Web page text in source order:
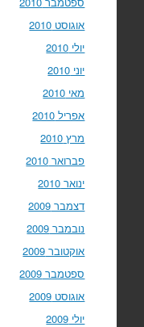
אוגוסט 2010
יולי 2010
יוני 2010
מאי 2010
אפריל 2010
מרץ 2010
פברואר 2010
ינואר 2010
דצמבר 2009
נובמבר 2009
אוקטובר 2009
ספטמבר 2009
אוגוסט 2009
יולי 2009